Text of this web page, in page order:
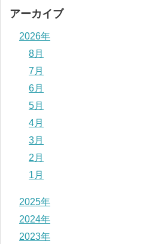
アーカイブ
2026年
8月
7月
6月
5月
4月
3月
2月
1月
2025年
2024年
2023年